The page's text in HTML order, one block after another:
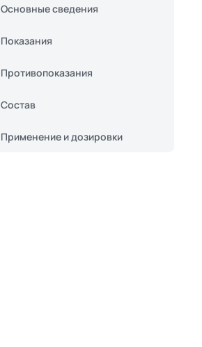
Основные сведения
Показания
Противопоказания
Состав
Применение и дозировки